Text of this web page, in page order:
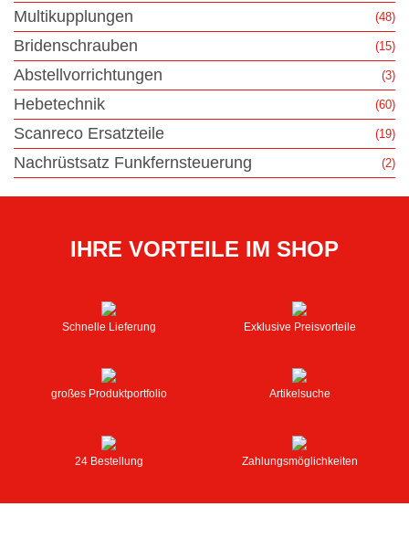
Multikupplungen (48)
Bridenschrauben (15)
Abstellvorrichtungen (3)
Hebetechnik (60)
Scanreco Ersatzteile (19)
Nachrüstsatz Funkfernsteuerung (2)
IHRE VORTEILE IM SHOP
Schnelle Lieferung Exklusive Preisvorteile
großes Produktportfolio Artikelsuche
24 Bestellung Zahlungsmöglichkeiten